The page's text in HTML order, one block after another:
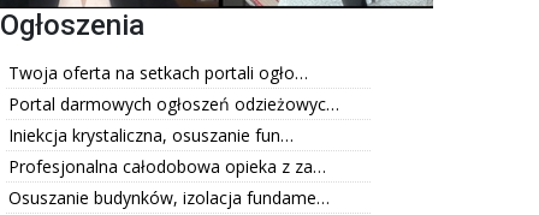
Ogłoszenia
Twoja oferta na setkach portali ogło…
Portal darmowych ogłoszeń odzieżowyc…
Iniekcja krystaliczna, osuszanie fun…
Profesjonalna całodobowa opieka z za…
Osuszanie budynków, izolacja fundame…